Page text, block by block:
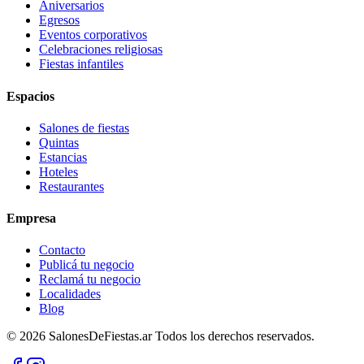
Aniversarios
Egresos
Eventos corporativos
Celebraciones religiosas
Fiestas infantiles
Espacios
Salones de fiestas
Quintas
Estancias
Hoteles
Restaurantes
Empresa
Contacto
Publicá tu negocio
Reclamá tu negocio
Localidades
Blog
© 2026 SalonesDeFiestas.arTodos los derechos reservados.